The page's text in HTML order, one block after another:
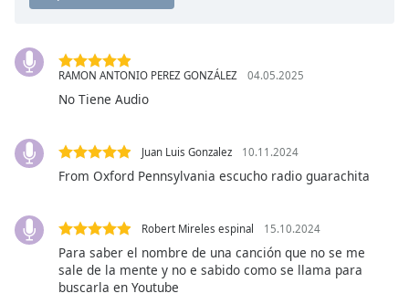
Opacity
Text
Background
Opacity
Caption
Area
Background
RAMON ANTONIO PEREZ GONZÁLEZ 04.05.2025
No Tiene Audio
Juan Luis Gonzalez 10.11.2024
From Oxford Pennsylvania escucho radio guarachita
Robert Mireles espinal 15.10.2024
Para saber el nombre de una canción que no se me
sale de la mente y no e sabido como se llama para
buscarla en Youtube